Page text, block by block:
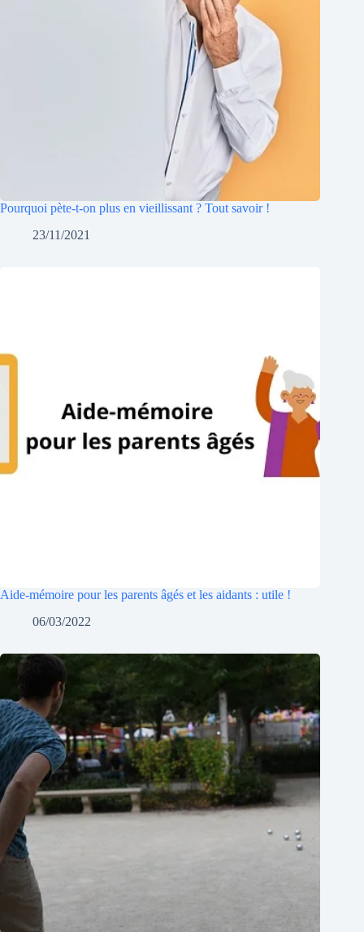
Pourquoi pète-t-on plus en vieillissant ? Tout savoir !
23/11/2021
Aide-mémoire pour les parents âgés et les aidants : utile !
06/03/2022